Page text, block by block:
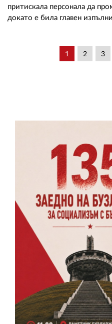
притискала персонала да
докато е била главен
1 2 3